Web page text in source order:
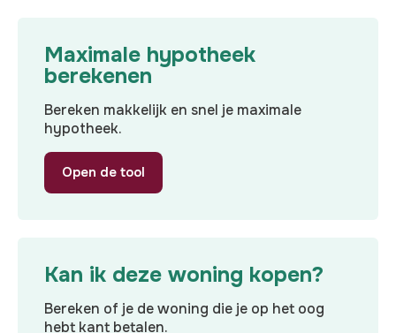
Maximale hypotheek
berekenen
Bereken makkelijk en snel je maximale
hypotheek.
Open de tool
Kan ik deze woning kopen?
Bereken of je de woning die je op het oog
hebt kant betalen.